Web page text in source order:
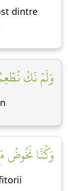
dintre
وَلَمۡ نَكُ
وَكُنَّا نَخُوضُ